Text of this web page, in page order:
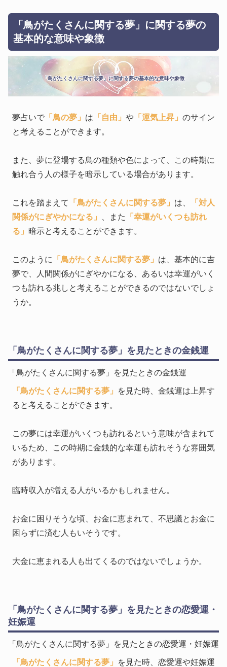
「鳥がたくさんに関する夢」に関する夢の
基本的な意味や象徴
「鳥がたくさんに関する夢」に関する夢の基本的な意味や象徴
夢占いで 「鳥の夢」 は 「自由」 や 「運気上昇」 のサイン
と考えることができます。
また、夢に登場する鳥の種類や色によって、この時期に
触れ合う人の様子を暗示している場合があります。
これを踏まえて 「鳥がたくさんに関する夢」 は、
「対人
関係がにぎやかになる」
、また
「幸運がいくつも訪れ
る」 暗示と考えることができます。
このように 「鳥がたくさんに関する夢」 は、基本的に吉
夢で、人間関係がにぎやかになる、あるいは幸運がいく
つも訪れる兆しと考えることができるのではないでしょ
うか。
「鳥がたくさんに関する夢」を見たときの金銭運
「鳥がたくさんに関する夢」を見たときの金銭運
「鳥がたくさんに関する夢」
を見た時、金銭運は上昇す
ると考えることができます。
この夢には幸運がいくつも訪れるという意味が含まれて
いるため、この時期に金銭的な幸運も訪れそうな雰囲気
があります。
臨時収入が増える人がいるかもしれません。
お金に困りそうな頃、お金に恵まれて、不思議とお金に
困らずに済む人もいそうです。
大金に恵まれる人も出てくるのではないでしょうか。
「鳥がたくさんに関する夢」を見たときの恋愛運・
妊娠運
「鳥がたくさんに関する夢」を見たときの恋愛運・妊娠運
「鳥がたくさんに関する夢」
を見た時、恋愛運や妊娠運